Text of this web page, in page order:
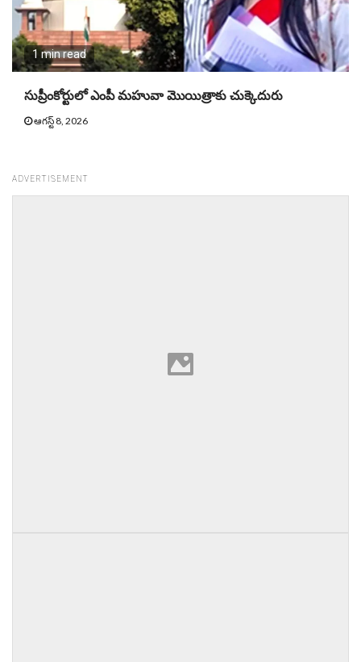
1 min read
సుప్రీంకోర్టులో ఎంపీ మహువా మొయిత్రాకు చుక్కెదురు
ఆగస్ట్ 8, 2026
ADVERTISEMENT